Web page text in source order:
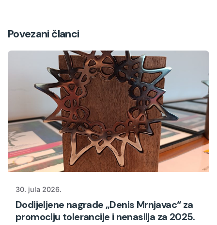
Povezani članci
30. jula 2026.
Dodijeljene nagrade „Denis Mrnjavac“ za
promociju tolerancije i nenasilja za 2025.